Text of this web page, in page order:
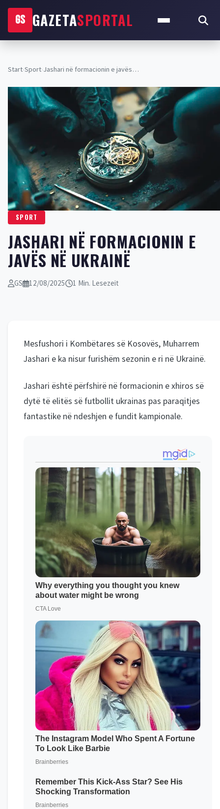
GS GAZETASPORTAL
Start›Sport›Jashari në formacionin e javës…
SPORT
JASHARI NË FORMACIONIN E
JAVËS NË UKRAINË
GS 12/08/2025 1 Min. Lesezeit
Mesfushori i Kombëtares së Kosovës, Muharrem
Jashari e ka nisur furishëm sezonin e ri në Ukrainë.
Jashari është përfshirë në formacionin e xhiros së
dytë të elitës së futbollit ukrainas pas paraqitjes
fantastike në ndeshjen e fundit kampionale.